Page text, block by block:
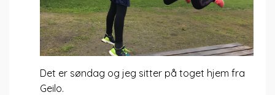
Det er søndag og jeg sitter på toget hjem fra
Geilo.